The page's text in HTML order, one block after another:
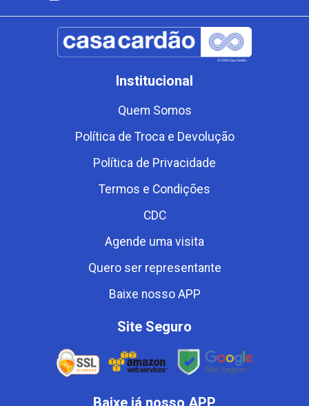
Institucional
Quem Somos
Política de Troca e Devolução
Política de Privacidade
Termos e Condições
CDC
Agende uma visita
Quero ser representante
Baixe nosso APP
Site Seguro